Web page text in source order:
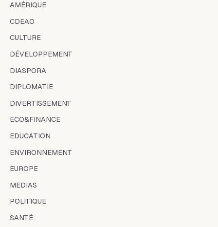
AMÉRIQUE
CDEAO
CULTURE
DÉVELOPPEMENT
DIASPORA
DIPLOMATIE
DIVERTISSEMENT
ECO&FINANCE
EDUCATION
ENVIRONNEMENT
EUROPE
MEDIAS
POLITIQUE
SANTÉ